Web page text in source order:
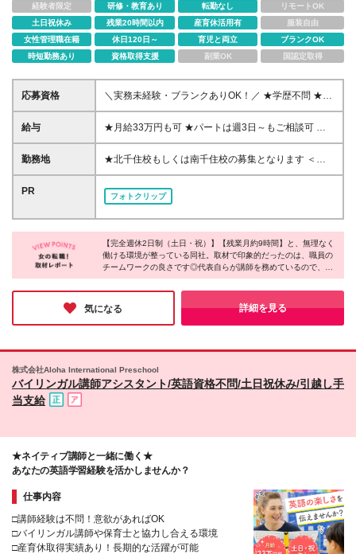
経験者限定
研修・教育あり 転勤なし
リモートOK
土日祝休み
残業20時間以内 産育休活用有
服装自由
女性管理職在籍
休日120日～ 育児と両立
ブランクOK
時短勤務あり
資格取得支援 副業OK 国認定取得
応募資格
＼実務未経験・ブランクありOK！／ ★学歴不問 ★保
育士資格を保有している方 ★英語力不問！ 日常会話
レベルの英語を話せる方は、幼稚部クラスでご活躍い
どもに関わる仕事をしていた そんな方にピッタリで
す！お気軽にご応募ください◎
給与
★月給33万円も可 ★パートは週3日～もご相談可 ＼
初年度想定年収：282万円～500万円／ 【正社員】月
給23.5万円～33万円＋通勤手当＋資格手当など ※ス
異はありません） 【パート】時給1200円～1800円＋
の給与・待遇に差異はありません）
勤務地
★北千住校もしくは南千住校の募集となります ＜北
千住校＞ 東京都足立区足立1-3-11 (本校） 東京都足立
区足立1-29-3 (アネックスビル） ＜南千住校＞ 東京都
荒川区南千住1-43-1 ※雇用形態による勤務地の差異は
ありません (変更の範囲)上記を除く当社関連勤務地
PR
フォトクリップ
【完全週休2日制（土日・祝）】【残業月約9時間】と、無理なく
働ける環境が整っている同社。取材で印象的だったのは、職員の
チームワークの良さです◎代表自らが講師を務めているので、現
場の困ったこともすぐに相談できる環境なのだそう！子供たちの
笑い声はもちろん、職員の笑顔も印象的でした♪幼稚部はオール
イングリッシュ、未就園児は日本語でOKなので、「英語が好
き！子供が好き！」という方にピッタリな環境だと思います◎
気になる 詳細を見る
株式会社Aloha International Preschool
バイリンガル講師アシスタント/英語資格不問/土日祝休み/引越し手
当支給
★ネイティブ講師と一緒に働く★
あなたの英語学習経験を活かしませんか？
仕事内容
□講師経験は不問！意欲があればOK
□バイリンガル講師や保育士と協力し合える環境
□産育休取得実績あり！長期的な活躍が可能